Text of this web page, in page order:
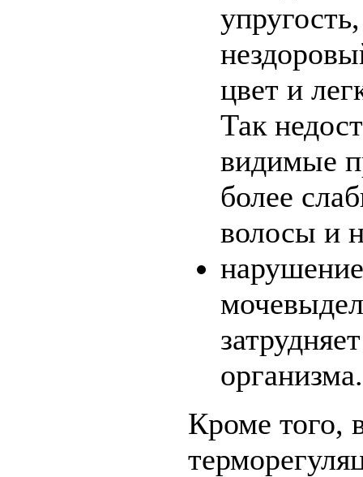
цвет и
Так
видимые
более
волосы и
организма.
Кроме того,